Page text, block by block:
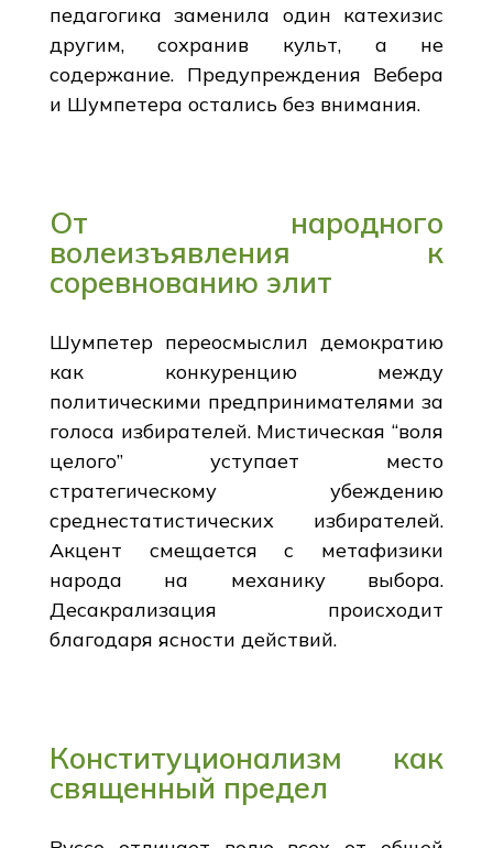
педагогика заменила один катехизис
другим, сохранив культ, а не
содержание. Предупреждения Вебера
и Шумпетера остались без внимания.
От народного
волеизъявления к
соревнованию элит
Шумпетер переосмыслил демократию
как конкуренцию между
политическими предпринимателями за
голоса избирателей. Мистическая “воля
целого” уступает место
стратегическому убеждению
среднестатистических избирателей.
Акцент смещается с метафизики
народа на механику выбора.
Десакрализация происходит
благодаря ясности действий.
Конституционализм как
священный предел